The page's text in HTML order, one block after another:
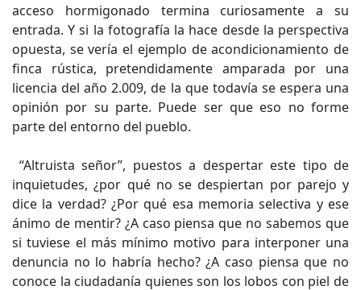
acceso hormigonado termina curiosamente a su
entrada. Y si la fotografía la hace desde la perspectiva
opuesta, se vería el ejemplo de acondicionamiento de
finca rústica, pretendidamente amparada por una
licencia del año 2.009, de la que todavía se espera una
opinión por su parte. Puede ser que eso no forme
parte del entorno del pueblo.
“Altruista señor”, puestos a despertar este tipo de
inquietudes, ¿por qué no se despiertan por parejo y
dice la verdad? ¿Por qué esa memoria selectiva y ese
ánimo de mentir? ¿A caso piensa que no sabemos que
si tuviese el más mínimo motivo para interponer una
denuncia no lo habría hecho? ¿A caso piensa que no
conoce la ciudadanía quienes son los lobos con piel de